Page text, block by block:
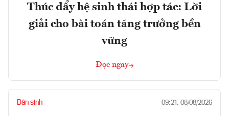
Thúc đẩy hệ sinh thái hợp tác: Lời
giải cho bài toán tăng trưởng bền
vững
Đọc ngay
Dân sinh 09:21, 08/08/2026